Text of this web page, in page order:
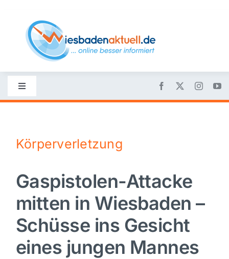
content
Toggle
Navigation
Nachrichten
Politik
Wirtschaft
Sport
Körperverletzung
Gaspistolen-Attacke
mitten in Wiesbaden –
Schüsse ins Gesicht
eines jungen Mannes